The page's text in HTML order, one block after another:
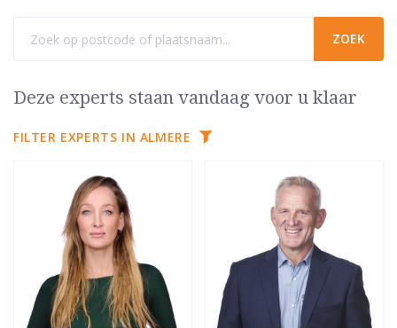
Deze experts staan vandaag voor u klaar
FILTER EXPERTS IN ALMERE